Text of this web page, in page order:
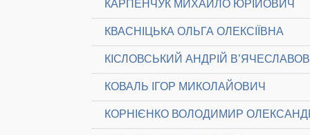
КАРПЕНЧУК МИХАЙЛО ЮРІЙОВИЧ
КВАСНІЦЬКА ОЛЬГА ОЛЕКСІЇВНА
КІСЛОВСЬКИЙ АНДРІЙ
КОВАЛЬ ІГОР МИКОЛАЙОВИЧ
КОРНІЄНКО ВОЛОДИМИР